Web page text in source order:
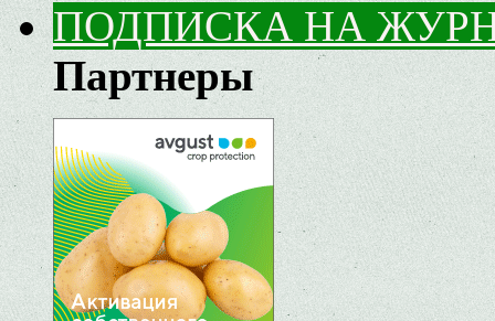
ПОДПИСКА НА
Партнеры